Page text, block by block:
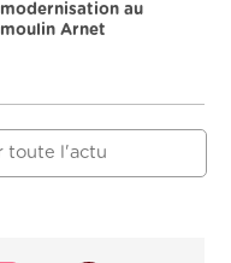
modernisation au
moulin Arnet
toute l'actu